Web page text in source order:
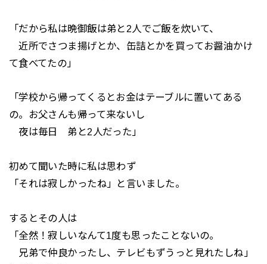
「だから私は晩御飯は弟と2人でご飯を炊いて、
近所でさつま揚げとか、缶詰とかを買ってお醤油かけ
て食べてたの」
「学校から帰ってくるとお金はテーブルに置いてある
の。お父さんも帰って来ないし
夜は毎日 弟と2人だった」
初めて聞いた時に私は思わず
「それは寂しかったね」と言いました。
するとその人は
「全然！寂しいなんて1度も思ったことないの。
兄弟で仲良かったし、テレビもずうっと見れたしね」